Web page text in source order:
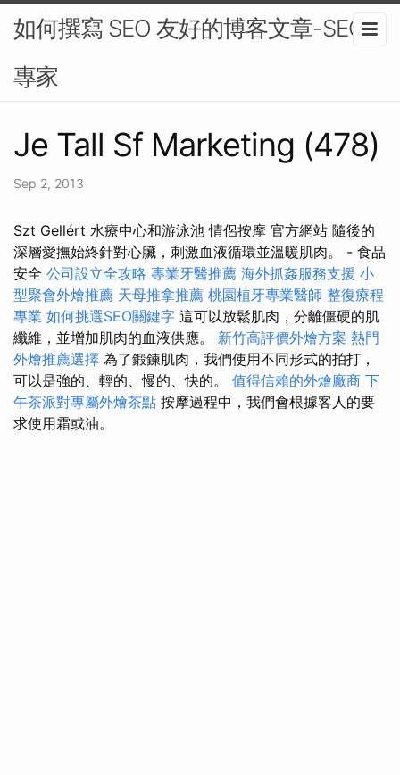
如何撰寫 SEO 友好的博客文章-SEO
專家
Je Tall Sf Marketing (478)
Sep 2, 2013
Szt Gellért 水療中心和游泳池 情侶按摩 官方網站 隨後的
深層愛撫始終針對心臟，刺激血液循環並溫暖肌肉。 - 食品
安全 公司設立全攻略 專業牙醫推薦 海外抓姦服務支援 小
型聚會外燴推薦 天母推拿推薦 桃園植牙專業醫師 整復療程
專業 如何挑選SEO關鍵字 這可以放鬆肌肉，分離僵硬的肌
纖維，並增加肌肉的血液供應。 新竹高評價外燴方案 熱門
外燴推薦選擇 為了鍛鍊肌肉，我們使用不同形式的拍打，
可以是強的、輕的、慢的、快的。 值得信賴的外燴廠商 下
午茶派對專屬外燴茶點 按摩過程中，我們會根據客人的要
求使用霜或油。